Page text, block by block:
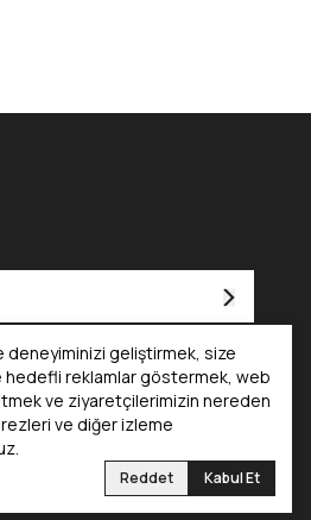
geliştirmek, size
hedefli reklamlar göstermek, web
ve ziyaretçilerimizin nereden
ve diğer izleme
Reddet Kabul Et